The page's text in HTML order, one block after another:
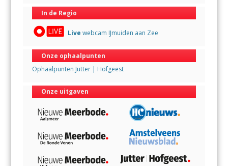
In de Regio
Live webcam IJmuiden aan Zee
Onze ophaalpunten
Ophaalpunten Jutter | Hofgeest
Onze uitgaven